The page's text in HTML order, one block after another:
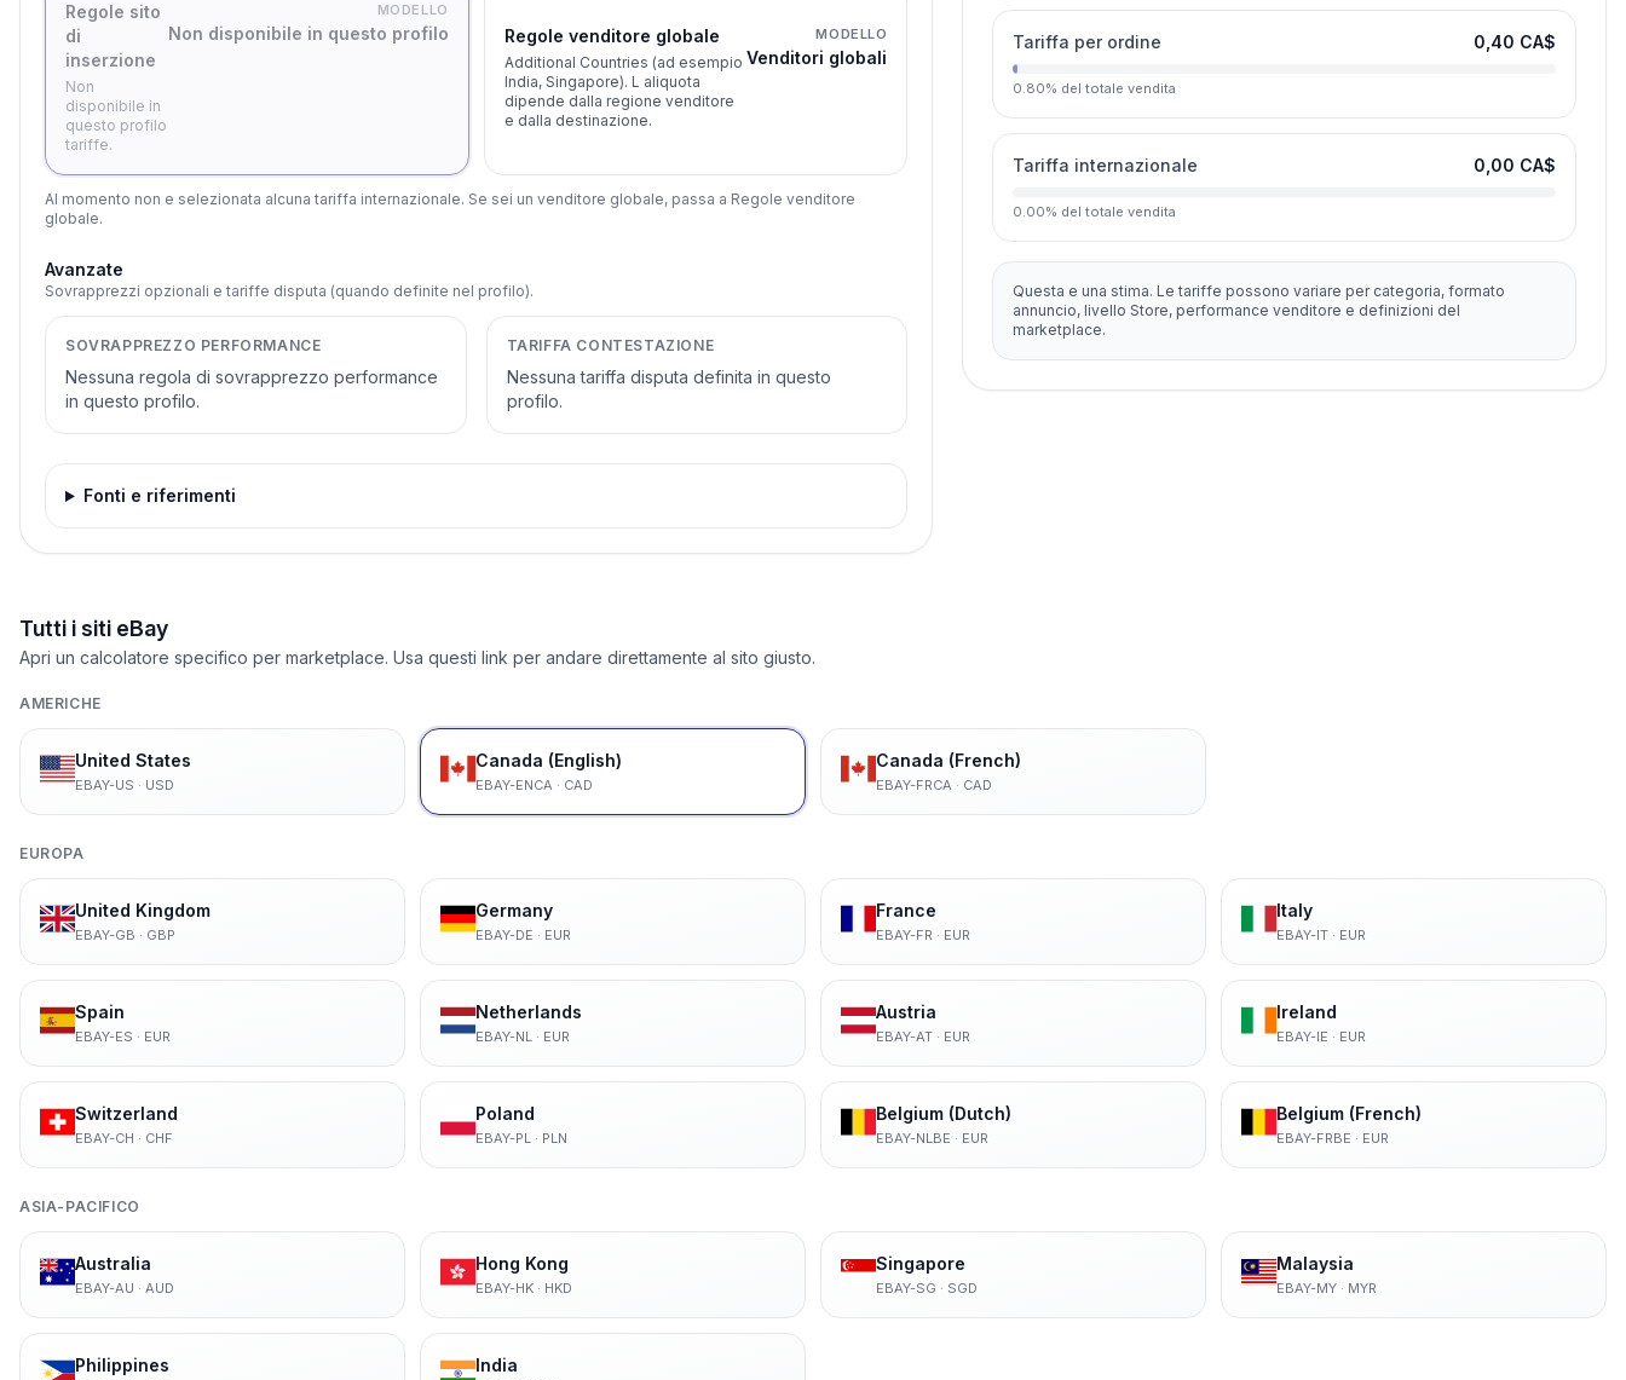
Regole sito
di
inserzione
Non
disponibile in
questo profilo
tariffe.
MODELLO
Non disponibile in questo profilo Regole venditore globale
Additional Countries (ad esempio
India, Singapore). L aliquota
dipende dalla regione venditore
e dalla destinazione.
MODELLO
Venditori globali
Al momento non e selezionata alcuna tariffa internazionale. Se sei un venditore globale, passa a Regole venditore
globale.
Avanzate
Sovrapprezzi opzionali e tariffe disputa (quando definite nel profilo).
SOVRAPPREZZO PERFORMANCE
Nessuna regola di sovrapprezzo performance
in questo profilo.
TARIFFA CONTESTAZIONE
Nessuna tariffa disputa definita in questo
profilo.
Fonti e riferimenti
Tariffa per ordine 0,40 CA$
0.80% del totale vendita
Tariffa internazionale 0,00 CA$
0.00% del totale vendita
Questa e una stima. Le tariffe possono variare per categoria, formato
annuncio, livello Store, performance venditore e definizioni del
marketplace.
Tutti i siti eBay
Apri un calcolatore specifico per marketplace. Usa questi link per andare direttamente al sito giusto.
AMERICHE
United States
EBAY-US · USD
Canada (English)
EBAY-ENCA · CAD
Canada (French)
EBAY-FRCA · CAD
EUROPA
United Kingdom
EBAY-GB · GBP
Germany
EBAY-DE · EUR
France
EBAY-FR · EUR
Italy
EBAY-IT· EUR
Spain
EBAY-ES · EUR
Netherlands
EBAY-NL· EUR
Austria
EBAY-AT· EUR
Ireland
EBAY-IE · EUR
Switzerland
EBAY-CH · CHF
Poland
EBAY-PL· PLN
Belgium (Dutch)
EBAY-NLBE · EUR
Belgium (French)
EBAY-FRBE · EUR
ASIA-PACIFICO
Australia
EBAY-AU · AUD
Hong Kong
EBAY-HK· HKD
Singapore
EBAY-SG · SGD
Malaysia
EBAY-MY· MYR
Philippines India